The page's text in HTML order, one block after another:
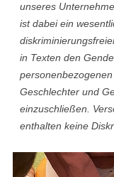
unseres
ist dabei ein
in Texten den
Geschlechter und
einzuschließen.
enthalten keine